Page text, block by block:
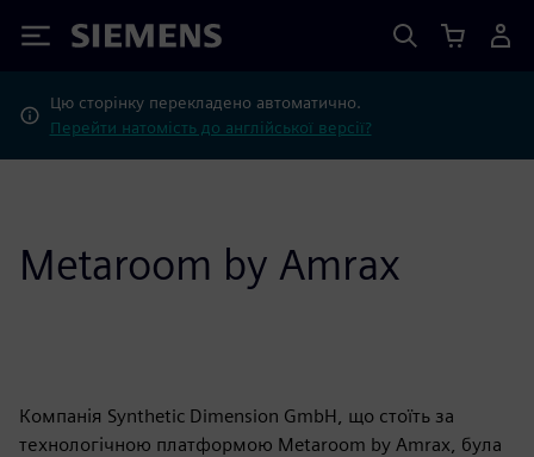
Siemens
Цю сторінку перекладено автоматично.
Перейти натомість до англійської версії?
Metaroom by Amrax
Компанія Synthetic Dimension GmbH, що стоїть за
технологічною платформою Metaroom by Amrax, була